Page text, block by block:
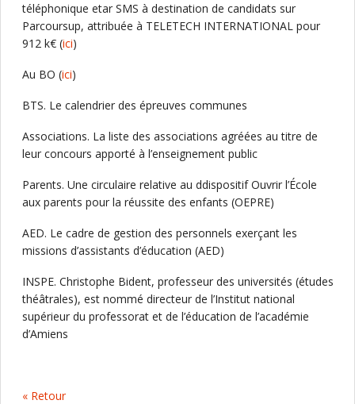
téléphonique etar SMS à destination de candidats sur
Parcoursup, attribuée à TELETECH INTERNATIONAL pour
912 k€ (ici)
Au BO (ici)
BTS. Le calendrier des épreuves communes
Associations. La liste des associations agréées au titre de
leur concours apporté à l’enseignement public
Parents. Une circulaire relative au ddispositif Ouvrir l’École
aux parents pour la réussite des enfants (OEPRE)
AED. Le cadre de gestion des personnels exerçant les
missions d’assistants d’éducation (AED)
INSPE. Christophe Bident, professeur des universités (études
théâtrales), est nommé directeur de l’Institut national
supérieur du professorat et de l’éducation de l’académie
d’Amiens
« Retour